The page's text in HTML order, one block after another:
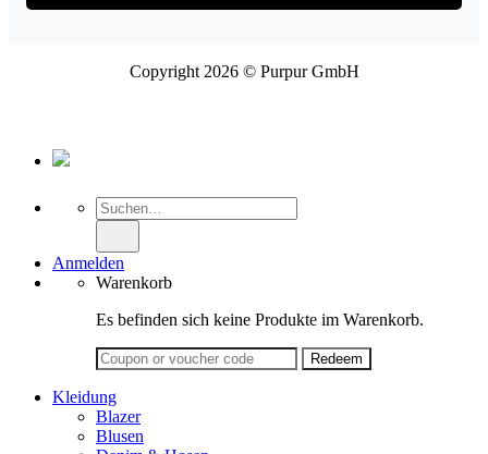
Copyright 2026 © Purpur GmbH
Suche
nach:
Anmelden
Warenkorb
Es befinden sich keine Produkte im Warenkorb.
Kleidung
Blazer
Blusen